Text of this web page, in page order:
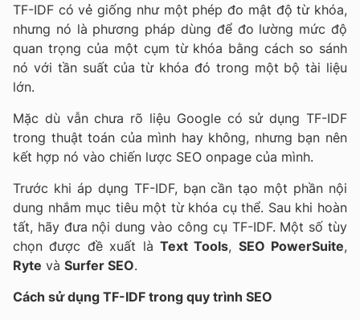
TF-IDF có vẻ giống như một phép đo mật độ từ khóa,
nhưng nó là phương pháp dùng để đo lường mức độ
quan trọng của một cụm từ khóa bằng cách so sánh
nó với tần suất của từ khóa đó trong một bộ tài liệu
lớn.
Mặc dù vẫn chưa rõ liệu Google có sử dụng TF-IDF
trong thuật toán của mình hay không, nhưng bạn nên
kết hợp nó vào chiến lược SEO onpage của mình.
Trước khi áp dụng TF-IDF, bạn cần tạo một phần nội
dung nhắm mục tiêu một từ khóa cụ thể. Sau khi hoàn
tất, hãy đưa nội dung vào công cụ TF-IDF. Một số tùy
chọn được đề xuất là Text Tools, SEO PowerSuite,
Ryte và Surfer SEO.
Cách sử dụng TF-IDF trong quy trình SEO